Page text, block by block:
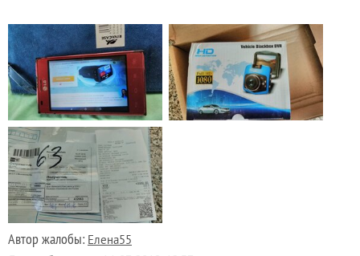
Автор жалобы: Елена55